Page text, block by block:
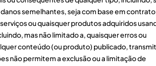
semelhantes, seja com base em
ou quaisquer produtos adquiridos
mas não limitado a, quaisquer erros ou
conteúdo (ou produto) publicado,
não permitem a exclusão ou a limitação de